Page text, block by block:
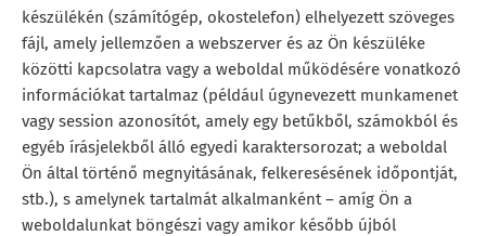
készülékén (számítógép, okostelefon) elhelyezett szöveges
fájl, amely jellemzően a webszerver és az Ön készüléke
közötti kapcsolatra vagy a weboldal működésére vonatkozó
információkat tartalmaz (például úgynevezett munkamenet
vagy session azonosítót, amely egy betűkből, számokból és
egyéb írásjelekből álló egyedi karaktersorozat; a weboldal
Ön által történő megnyitásának, felkeresésének időpontját,
stb.), s amelynek tartalmát alkalmanként – amíg Ön a
weboldalunkat böngészi vagy amikor később újból